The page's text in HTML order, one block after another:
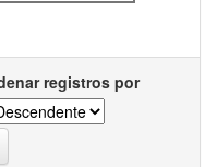
registros por